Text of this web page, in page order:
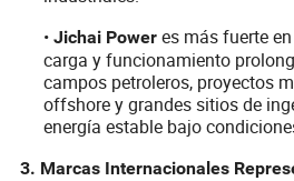
• Jichai Poweres más fuerte
carga y funcionamiento
campos petroleros, proyectos
offshore y grandes sitios de
energía estable bajo
3. Marcas Internacionales